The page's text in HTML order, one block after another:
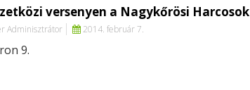
versenyen a Nagykőrösi Harcosok
Adminisztrátor 2014. február 7.
9.